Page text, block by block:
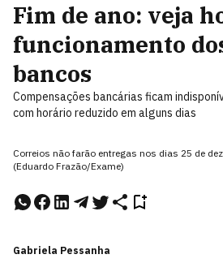
Fim de ano: veja
funcionamento
bancos
Compensações bancárias ficam
com horário reduzido em alguns dias
Correios não farão entregas nos dias 25 de
(Eduardo Frazão/Exame)
Gabriela Pessanha